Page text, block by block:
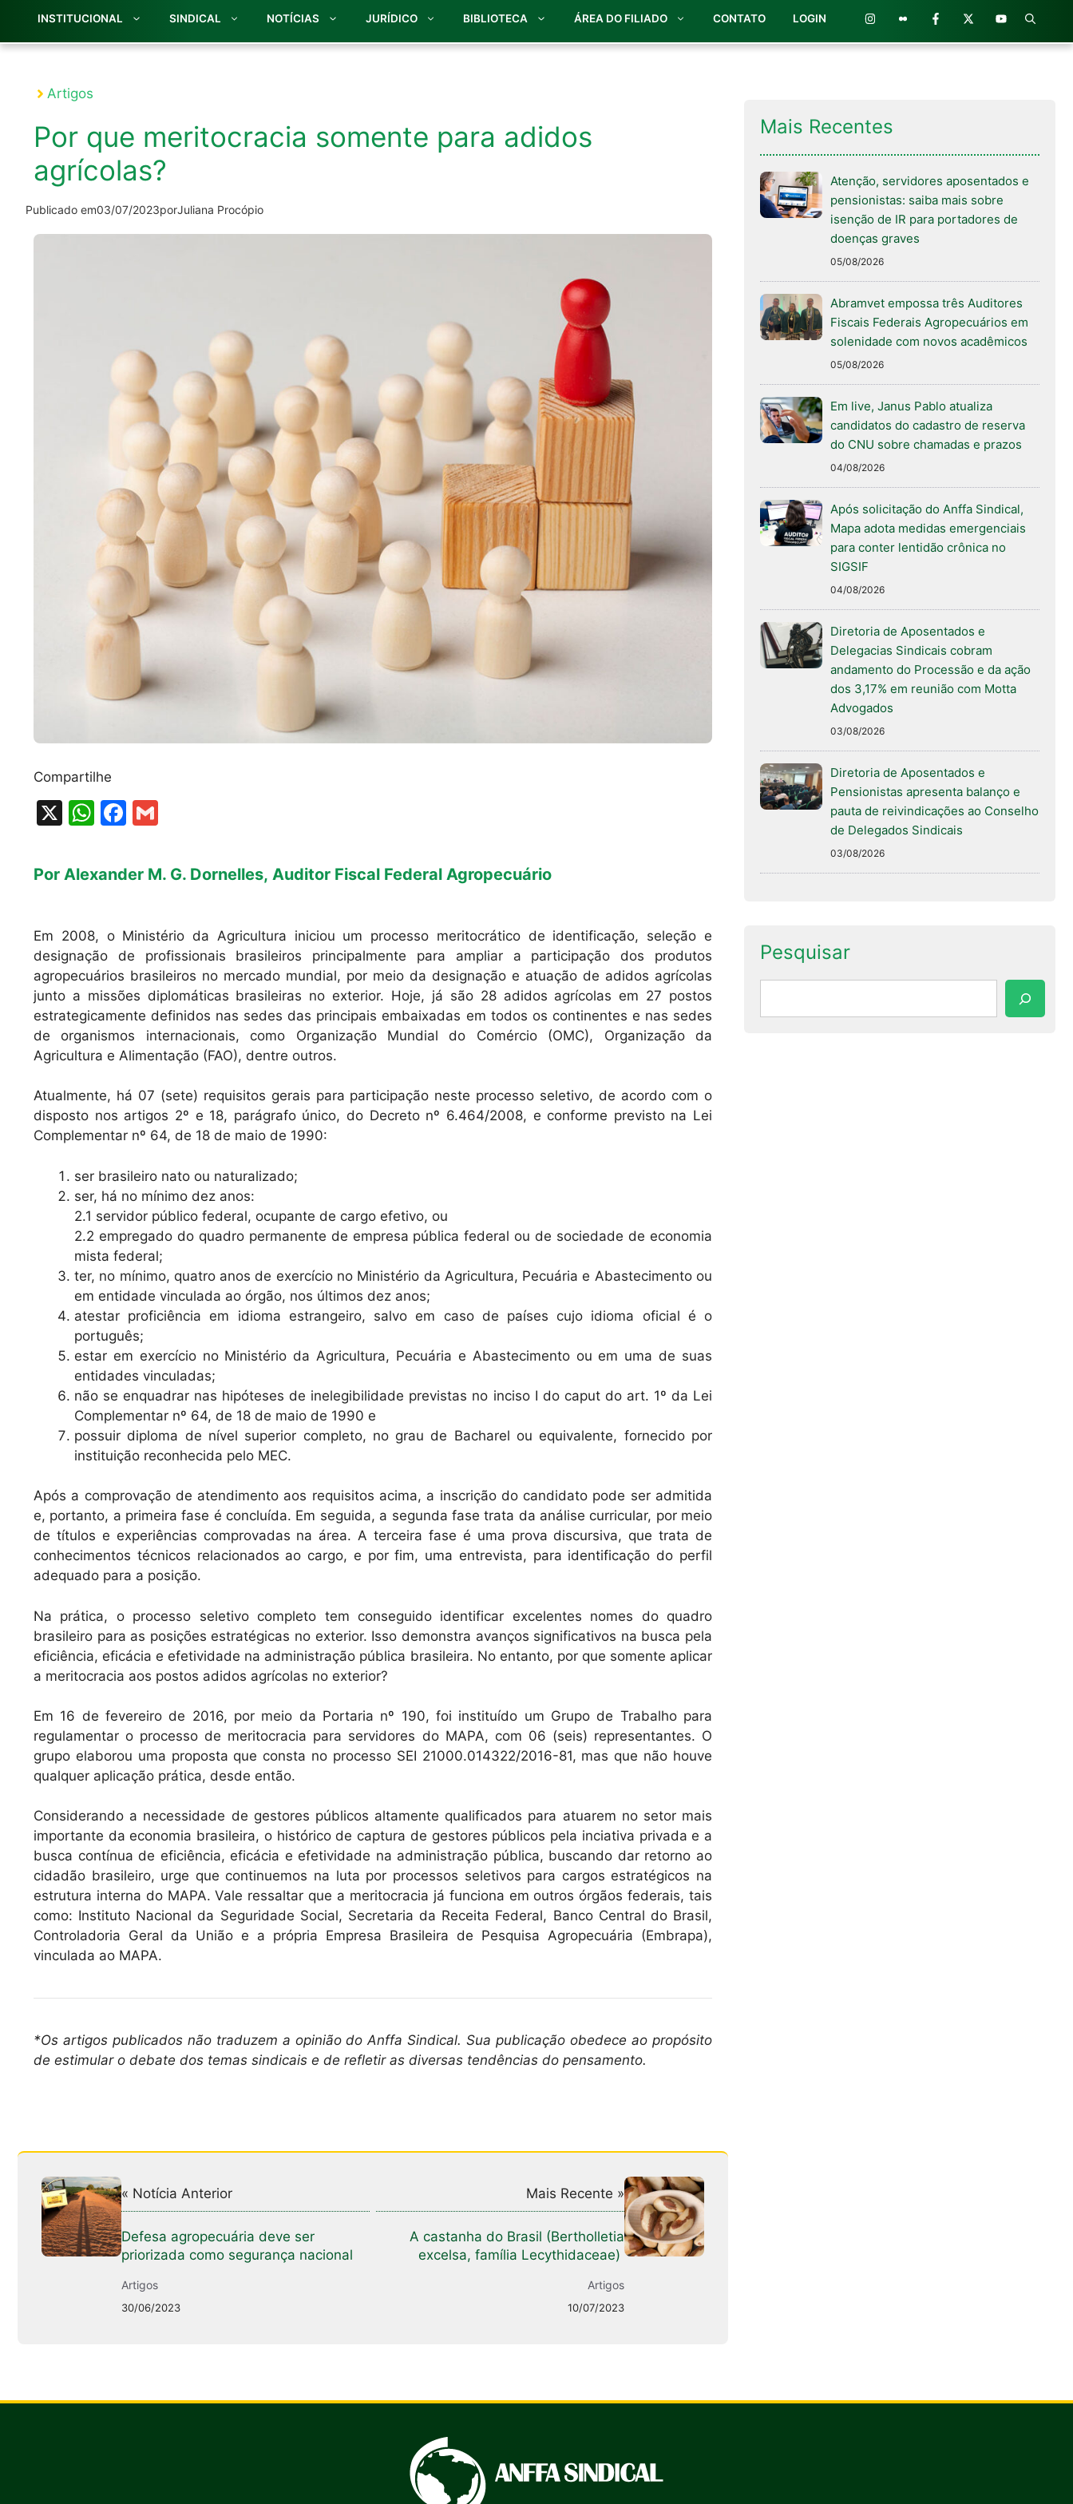
INSTITUCIONAL SINDICAL NOTÍCIAS JURÍDICO BIBLIOTECA ÁREA DO FILIADO CONTATO LOGIN
Artigos
Por que meritocracia somente para adidos
agrícolas?
Publicado em03/07/2023porJuliana Procópio
Compartilhe
X
W
at
s
p
p
F
c
e
o
o
k
ai
l
Por Alexander M. G. Dornelles, Auditor Fiscal Federal Agropecuário
Em 2008, o Ministério da Agricultura iniciou um processo meritocrático de identificação, seleção e
designação de profissionais brasileiros principalmente para ampliar a participação dos produtos
agropecuários brasileiros no mercado mundial, por meio da designação e atuação de adidos agrícolas
junto a missões diplomáticas brasileiras no exterior. Hoje, já são 28 adidos agrícolas em 27 postos
estrategicamente definidos nas sedes das principais embaixadas em todos os continentes e nas sedes
de organismos internacionais, como Organização Mundial do Comércio (OMC), Organização da
Agricultura e Alimentação (FAO), dentre outros.
Atualmente, há 07 (sete) requisitos gerais para participação neste processo seletivo, de acordo com o
disposto nos artigos 2º e 18, parágrafo único, do Decreto nº 6.464/2008, e conforme previsto na Lei
Complementar nº 64, de 18 de maio de 1990:
ser brasileiro nato ou naturalizado;
ser, há no mínimo dez anos:
2.1 servidor público federal, ocupante de cargo efetivo, ou
2.2 empregado do quadro permanente de empresa pública federal ou de sociedade de economia
mista federal;
ter, no mínimo, quatro anos de exercício no Ministério da Agricultura, Pecuária e Abastecimento ou
em entidade vinculada ao órgão, nos últimos dez anos;
atestar proficiência em idioma estrangeiro, salvo em caso de países cujo idioma oficial é o
português;
estar em exercício no Ministério da Agricultura, Pecuária e Abastecimento ou em uma de suas
entidades vinculadas;
não se enquadrar nas hipóteses de inelegibilidade previstas no inciso I do caput do art. 1º da Lei
Complementar nº 64, de 18 de maio de 1990 e
possuir diploma de nível superior completo, no grau de Bacharel ou equivalente, fornecido por
instituição reconhecida pelo MEC.
Após a comprovação de atendimento aos requisitos acima, a inscrição do candidato pode ser admitida
e, portanto, a primeira fase é concluída. Em seguida, a segunda fase trata da análise curricular, por meio
de títulos e experiências comprovadas na área. A terceira fase é uma prova discursiva, que trata de
conhecimentos técnicos relacionados ao cargo, e por fim, uma entrevista, para identificação do perfil
adequado para a posição.
Na prática, o processo seletivo completo tem conseguido identificar excelentes nomes do quadro
brasileiro para as posições estratégicas no exterior. Isso demonstra avanços significativos na busca pela
eficiência, eficácia e efetividade na administração pública brasileira. No entanto, por que somente aplicar
a meritocracia aos postos adidos agrícolas no exterior?
Em 16 de fevereiro de 2016, por meio da Portaria nº 190, foi instituído um Grupo de Trabalho para
regulamentar o processo de meritocracia para servidores do MAPA, com 06 (seis) representantes. O
grupo elaborou uma proposta que consta no processo SEI 21000.014322/2016-81, mas que não houve
qualquer aplicação prática, desde então.
Considerando a necessidade de gestores públicos altamente qualificados para atuarem no setor mais
importante da economia brasileira, o histórico de captura de gestores públicos pela inciativa privada e a
busca contínua de eficiência, eficácia e efetividade na administração pública, buscando dar retorno ao
cidadão brasileiro, urge que continuemos na luta por processos seletivos para cargos estratégicos na
estrutura interna do MAPA. Vale ressaltar que a meritocracia já funciona em outros órgãos federais, tais
como: Instituto Nacional da Seguridade Social, Secretaria da Receita Federal, Banco Central do Brasil,
Controladoria Geral da União e a própria Empresa Brasileira de Pesquisa Agropecuária (Embrapa),
vinculada ao MAPA.
*Os artigos publicados não traduzem a opinião do Anffa Sindical. Sua publicação obedece ao propósito
de estimular o debate dos temas sindicais e de refletir as diversas tendências do pensamento.
« Notícia Anterior
Defesa agropecuária deve ser
priorizada como segurança nacional
Artigos
30/06/2023
Mais Recente »
A castanha do Brasil (Bertholletia
excelsa, família Lecythidaceae)
Artigos
10/07/2023
Mais Recentes
Atenção, servidores aposentados e
pensionistas: saiba mais sobre
isenção de IR para portadores de
doenças graves
05/08/2026
Abramvet empossa três Auditores
Fiscais Federais Agropecuários em
solenidade com novos acadêmicos
05/08/2026
Em live, Janus Pablo atualiza
candidatos do cadastro de reserva
do CNU sobre chamadas e prazos
04/08/2026
Após solicitação do Anffa Sindical,
Mapa adota medidas emergenciais
para conter lentidão crônica no
SIGSIF
04/08/2026
Diretoria de Aposentados e
Delegacias Sindicais cobram
andamento do Processão e da ação
dos 3,17% em reunião com Motta
Advogados
03/08/2026
Diretoria de Aposentados e
Pensionistas apresenta balanço e
pauta de reivindicações ao Conselho
de Delegados Sindicais
03/08/2026
Pesquisar